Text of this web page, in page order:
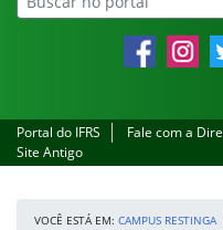
FacebookInstagram
Portal do IFRS Fale com a
Site Antigo
VOCÊ ESTÁ EM: CAMPUS RESTINGA